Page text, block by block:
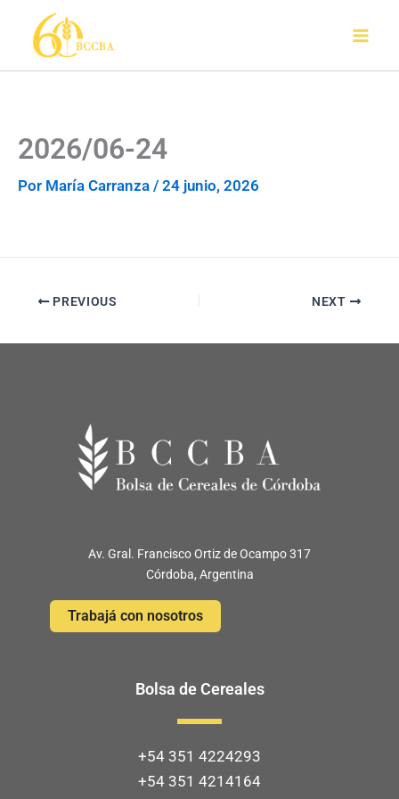
contenido
2026/06-24
Por María Carranza / 24 junio, 2026
PREVIOUS NEXT
Av. Gral. Francisco Ortiz de Ocampo 317
Córdoba, Argentina
Trabajá con nosotros
Bolsa de Cereales
+54 351 4224293
+54 351 4214164